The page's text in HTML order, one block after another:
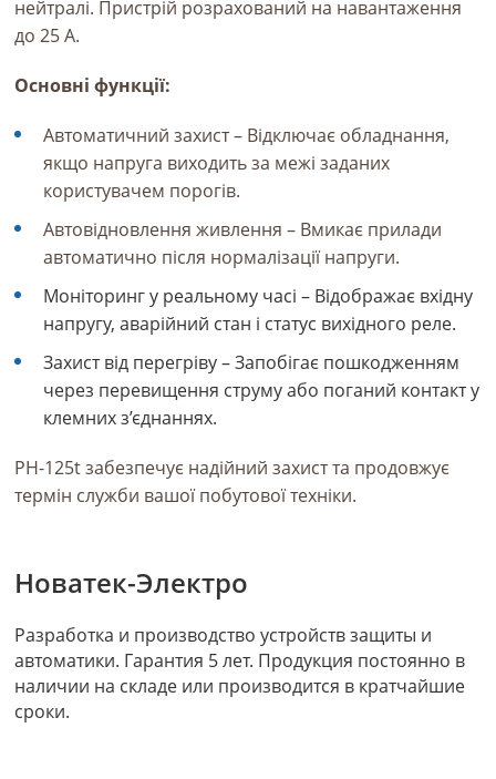
нейтралі. Пристрій розрахований на навантаження
до 25 А.
Основні функції:
Автоматичний захист – Відключає обладнання,
якщо напруга виходить за межі заданих
користувачем порогів.
Автовідновлення живлення – Вмикає прилади
автоматично після нормалізації напруги.
Моніторинг у реальному часі – Відображає вхідну
напругу, аварійний стан і статус вихідного реле.
Захист від перегріву – Запобігає пошкодженням
через перевищення струму або поганий контакт у
клемних з’єднаннях.
РН-125t забезпечує надійний захист та продовжує
термін служби вашої побутової техніки.
Новатек-Электро
Разработка и производство устройств защиты и
автоматики. Гарантия 5 лет. Продукция постоянно в
наличии на складе или производится в кратчайшие
сроки.